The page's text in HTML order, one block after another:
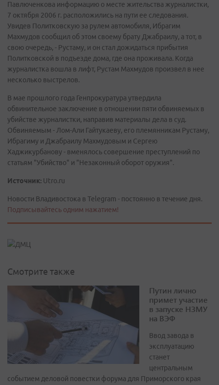
Павлюченкова информацию о месте жительства журналистки,
7 октября 2006 г. расположились на пути ее следования.
Увидев Политковскую за рулем автомобиля, Ибрагим
Махмудов сообщил об этом своему брату Джабраилу, а тот, в
свою очередь, - Рустаму, и он стал дожидаться прибытия
Политковской в подъезде дома, где она проживала. Когда
журналистка вошла в лифт, Рустам Махмудов произвел в нее
несколько выстрелов.
В мае прошлого года Генпрокуратура утвердила
обвинительное заключение в отношении пяти обвиняемых в
убийстве журналистки, направив материалы дела в суд.
Обвиняемым - Лом-Али Гайтукаеву, его племянникам Рустаму,
Ибрагиму и Джабраилу Махмудовым и Сергею
Хаджикурбанову - вменялось совершение преступлений по
статьям "Убийство" и "Незаконный оборот оружия".
Источник: Utro.ru
Новости Владивостока в Telegram - постоянно в течение дня.
Подписывайтесь одним нажатием!
Смотрите также
Путин лично
примет участие
в запуске НЗМУ
на ВЭФ
Ввод завода в
эксплуатацию
станет
центральным
событием деловой повестки форума для Приморского края